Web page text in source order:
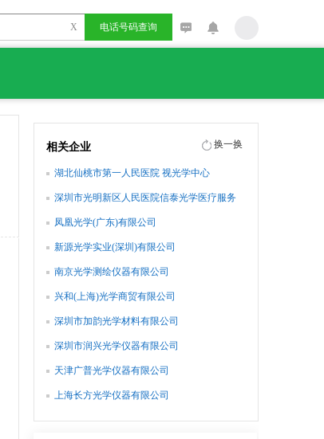
X 电话号码查询
相关企业 换一换
湖北仙桃市第一人民医院 视光学中心
深圳市光明新区人民医院信泰光学医疗服务
凤凰光学(广东)有限公司
新源光学实业(深圳)有限公司
南京光学测绘仪器有限公司
兴和(上海)光学商贸有限公司
深圳市加韵光学材料有限公司
深圳市润兴光学仪器有限公司
天津广普光学仪器有限公司
上海长方光学仪器有限公司